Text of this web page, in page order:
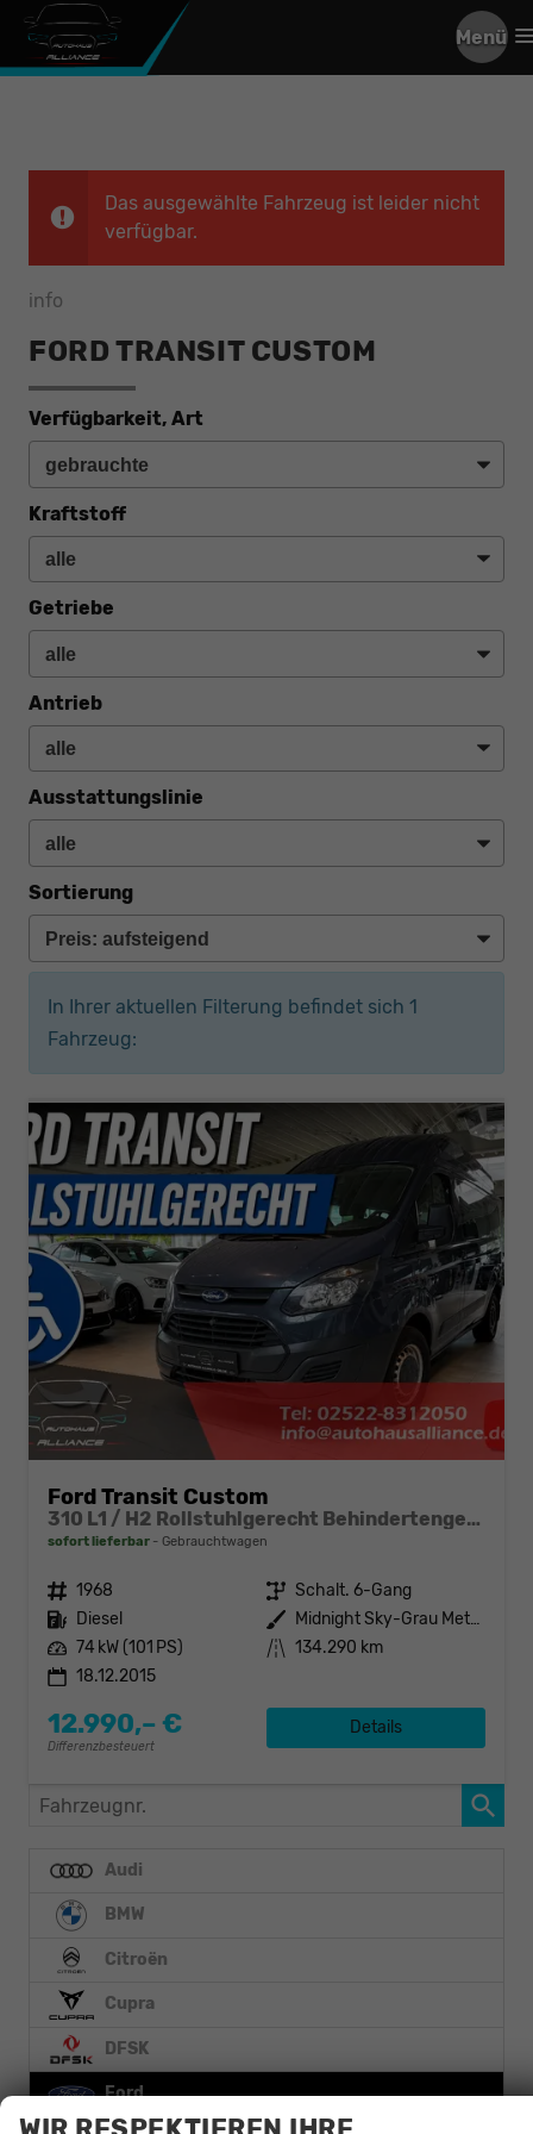
Menü
Das ausgewählte Fahrzeug ist leider nicht
verfügbar.
info
FORD TRANSIT CUSTOM
Verfügbarkeit, Art
Kraftstoff
Getriebe
Antrieb
Ausstattungslinie
Sortierung
In Ihrer aktuellen Filterung befindet sich 1
Fahrzeug:
Ford Transit Custom
310 L1 / H2 Rollstuhlgerecht Behindertengerecht
sofort lieferbar Gebrauchtwagen
Fahrzeugnr. 1968 Getriebe Schalt. 6-Gang
Kraftstoff Diesel Außenfarbe
Midnight Sky-Grau Metallic
Leistung 74 kW (101 PS) Kilometerstand 134.290 km
18.12.2015
12.990,– €
Differenzbesteuert
Details
Fahrzeugnr.
Audi
BMW
Citroën
Cupra
DFSK
Ford